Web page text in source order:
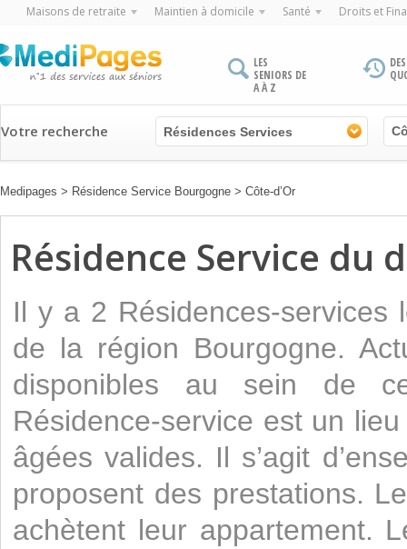
Maisons de retraite Maintien à domicile Santé Droits et
LES
SENIORS DE
A À Z
Votre recherche Résidences Services
Medipages > Résidence Service Bourgogne > Côte-d’Or
Résidence Service du
Il y a 2 Résidences-services
de la région Bourgogne.
disponibles au sein de
Résidence-service est un
âgées valides. Il s’agit
proposent des prestations.
achètent leur appartement.